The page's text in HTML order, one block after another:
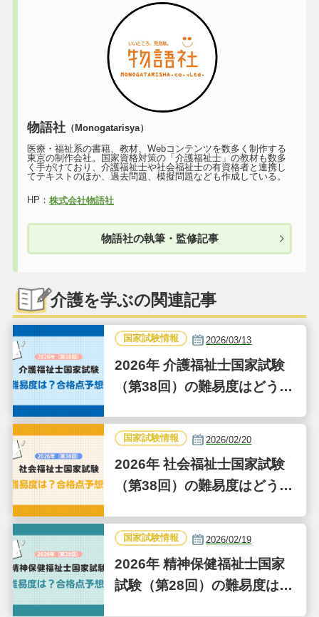
物語社（Monogatarisya）
医療・福祉系の書籍、教材、Webコンテンツを数多く制作する
東京の制作会社。国家資格対策の「介護福祉士」の教材も数多
く手がけており、介護福祉士や社会福祉士の有資格者と連携し
てテキストのほか、過去問題、模擬問題なども作成している。
HP： 株式会社物語社
物語社の執筆・監修記事
介護を学ぶの関連記事
国家試験情報 2026/03/13
2026年 介護福祉士国家試験
（第38回）の難易度はどうだ
国家試験情報 2026/02/20
2026年 社会福祉士国家試験
（第38回）の難易度はどうだ
国家試験情報 2026/02/19
2026年 精神保健福祉士国家
試験（第28回）の難易度はど